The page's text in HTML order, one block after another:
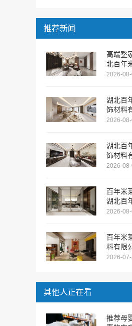
推荐新闻
高端整
北百年
2026-
湖北百
饰材料
2026-
湖北百
饰材料
2026-
百年米
湖北百
2026-
百年米
料有限
2026-
其他人正在看
推荐母